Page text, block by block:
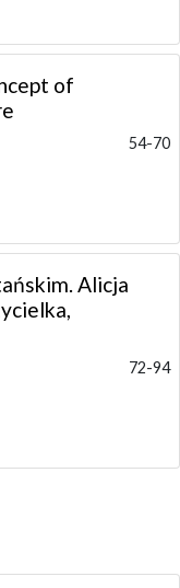
of
54-70
Alicja
72-94